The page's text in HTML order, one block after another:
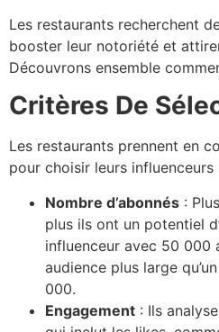
Les restaurants recherchent
booster leur notoriété et
Découvrons ensemble
Critères De
Les restaurants prennent en
pour choisir leurs influenceurs
Nombre d’abonnés :
plus ils ont un potentiel
influenceur avec 50 000
audience plus large
000.
Engagement : Ils